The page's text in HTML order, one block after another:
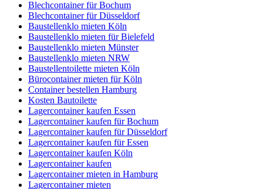
Blechcontainer für Bochum
Blechcontainer für Düsseldorf
Baustellenklo mieten Köln
Baustellenklo mieten für Bielefeld
Baustellenklo mieten Münster
Baustellenklo mieten NRW
Baustellentoilette mieten Köln
Bürocontainer mieten für Köln
Container bestellen Hamburg
Kosten Bautoilette
Lagercontainer kaufen Essen
Lagercontainer kaufen für Bochum
Lagercontainer kaufen für Düsseldorf
Lagercontainer kaufen für Essen
Lagercontainer kaufen Köln
Lagercontainer kaufen
Lagercontainer mieten in Hamburg
Lagercontainer mieten